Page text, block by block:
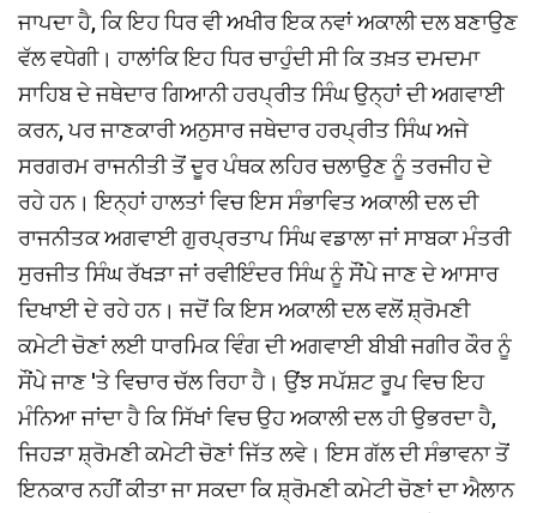
ਜਾਪਦਾ ਹੈ, ਕਿ ਇਹ ਧਿਰ ਵੀ ਅਖੀਰ ਇਕ ਨਵਾਂ ਅਕਾਲੀ ਦਲ ਬਣਾਉਣ
ਵੱਲ ਵਧੇਗੀ। ਹਾਲਾਂਕਿ ਇਹ ਧਿਰ ਚਾਹੁੰਦੀ ਸੀ ਕਿ ਤਖ਼ਤ ਦਮਦਮਾ
ਸਾਹਿਬ ਦੇ ਜਥੇਦਾਰ ਗਿਆਨੀ ਹਰਪ੍ਰੀਤ ਸਿੰਘ ਉਨ੍ਹਾਂ ਦੀ ਅਗਵਾਈ
ਕਰਨ, ਪਰ ਜਾਣਕਾਰੀ ਅਨੁਸਾਰ ਜਥੇਦਾਰ ਹਰਪ੍ਰੀਤ ਸਿੰਘ ਅਜੇ
ਸਰਗਰਮ ਰਾਜਨੀਤੀ ਤੋਂ ਦੂਰ ਪੰਥਕ ਲਹਿਰ ਚਲਾਉਣ ਨੂੰ ਤਰਜੀਹ ਦੇ
ਰਹੇ ਹਨ। ਇਨ੍ਹਾਂ ਹਾਲਤਾਂ ਵਿਚ ਇਸ ਸੰਭਾਵਿਤ ਅਕਾਲੀ ਦਲ ਦੀ
ਰਾਜਨੀਤਕ ਅਗਵਾਈ ਗੁਰਪ੍ਰਤਾਪ ਸਿੰਘ ਵਡਾਲਾ ਜਾਂ ਸਾਬਕਾ ਮੰਤਰੀ
ਸੁਰਜੀਤ ਸਿੰਘ ਰੱਖੜਾ ਜਾਂ ਰਵੀਇੰਦਰ ਸਿੰਘ ਨੂੰ ਸੌਂਪੇ ਜਾਣ ਦੇ ਆਸਾਰ
ਦਿਖਾਈ ਦੇ ਰਹੇ ਹਨ। ਜਦੋਂ ਕਿ ਇਸ ਅਕਾਲੀ ਦਲ ਵਲੋਂ ਸ਼੍ਰੋਮਣੀ
ਕਮੇਟੀ ਚੋਣਾਂ ਲਈ ਧਾਰਮਿਕ ਵਿੰਗ ਦੀ ਅਗਵਾਈ ਬੀਬੀ ਜਗੀਰ ਕੌਰ ਨੂੰ
ਸੌਂਪੇ ਜਾਣ 'ਤੇ ਵਿਚਾਰ ਚੱਲ ਰਿਹਾ ਹੈ। ਉਂਝ ਸਪੱਸ਼ਟ ਰੂਪ ਵਿਚ ਇਹ
ਮੰਨਿਆ ਜਾਂਦਾ ਹੈ ਕਿ ਸਿੱਖਾਂ ਵਿਚ ਉਹ ਅਕਾਲੀ ਦਲ ਹੀ ਉਭਰਦਾ ਹੈ,
ਜਿਹੜਾ ਸ਼੍ਰੋਮਣੀ ਕਮੇਟੀ ਚੋਣਾਂ ਜਿੱਤ ਲਵੇ। ਇਸ ਗੱਲ ਦੀ ਸੰਭਾਵਨਾ ਤੋਂ
ਇਨਕਾਰ ਨਹੀਂ ਕੀਤਾ ਜਾ ਸਕਦਾ ਕਿ ਸ਼੍ਰੋਮਣੀ ਕਮੇਟੀ ਚੋਣਾਂ ਦਾ ਐਲਾਨ